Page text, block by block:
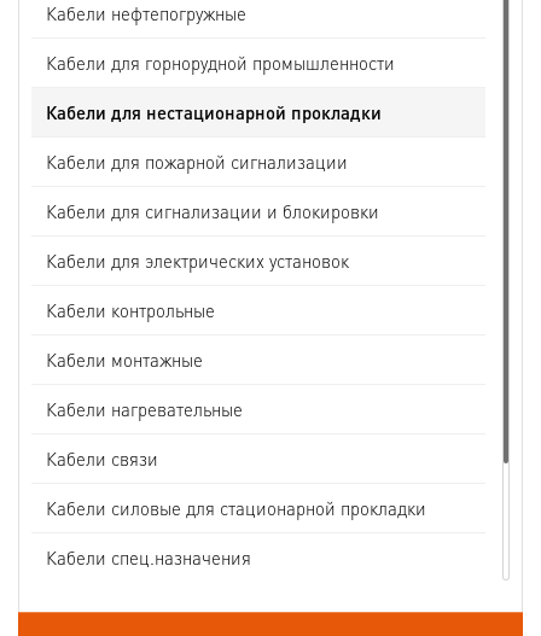
Кабели нефтепогружные
Кабели для горнорудной промышленности
Кабели для нестационарной прокладки
Кабели для пожарной сигнализации
Кабели для сигнализации и блокировки
Кабели для электрических установок
Кабели контрольные
Кабели монтажные
Кабели нагревательные
Кабели связи
Кабели силовые для стационарной прокладки
Кабели спец.назначения
Кабели судовые